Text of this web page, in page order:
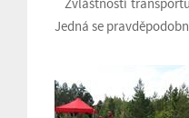
Zvláštností
Jedná se